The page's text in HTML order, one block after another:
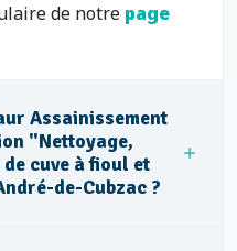
de notre page
Assainissement
"Nettoyage,
cuve à fioul et
de-Cubzac ?